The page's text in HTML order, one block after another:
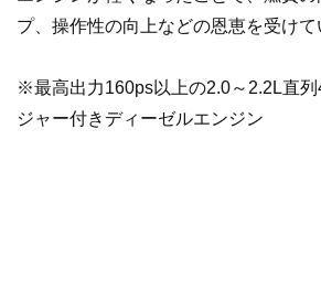
プ、操作性の向上などの恩恵を受けて
※最高出力160ps以上の2.0～2.2L直
ジャー付きディーゼルエンジン